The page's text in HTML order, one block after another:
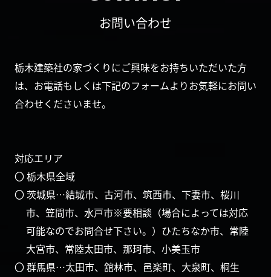
お問い合わせ
栃木建築社の家づくりにご興味をお持ちいただいた方
は、お電話もしくは下記のフォームよりお気軽にお問い
合わせくださいませ。
対応エリア
〇 栃木県全域
〇 茨城県…結城市、古河市、筑西市、下妻市、桜川
市、笠間市、水戸市※要相談（場合によっては対応
可能なのでお問合せ下さい。）ひたちなか市、常陸
大宮市、常陸太田市、那珂市、小美玉市
〇 群馬県…太田市、舘林市、邑楽町、大泉町、桐生